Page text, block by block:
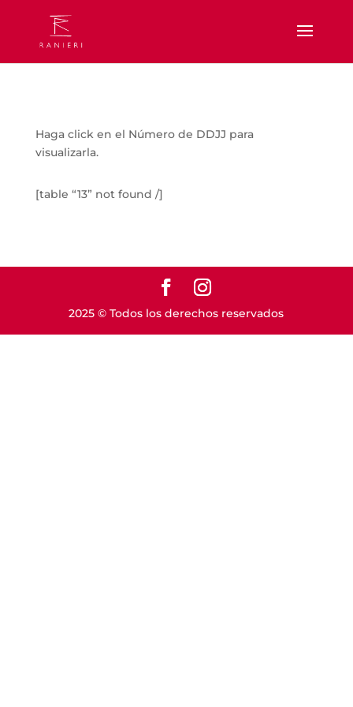
Haga click en el Número de DDJJ para
visualizarla.
[table “13” not found /]
2025 © Todos los derechos reservados